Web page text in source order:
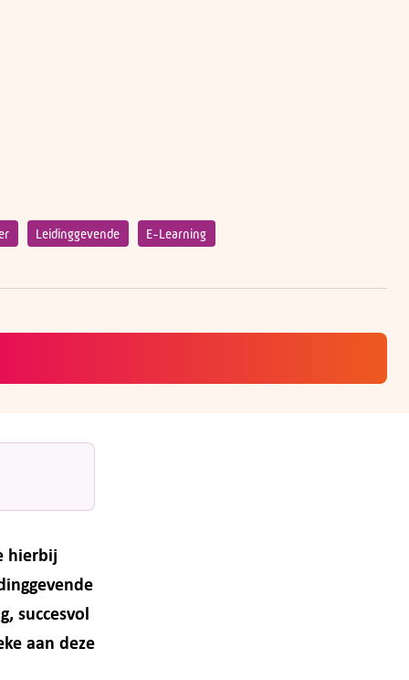
Leidinggevende E-Learning
hierbij
succesvol
aan deze